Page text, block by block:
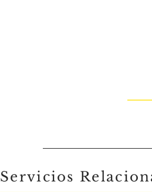
Servicios